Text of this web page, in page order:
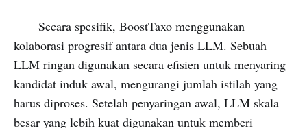
Secara spesifik, BoostTaxo menggunakan
kolaborasi progresif antara dua jenis LLM. Sebuah
LLM ringan digunakan secara efisien untuk menyaring
kandidat induk awal, mengurangi jumlah istilah yang
harus diproses. Setelah penyaringan awal, LLM skala
besar yang lebih kuat digunakan untuk memberi